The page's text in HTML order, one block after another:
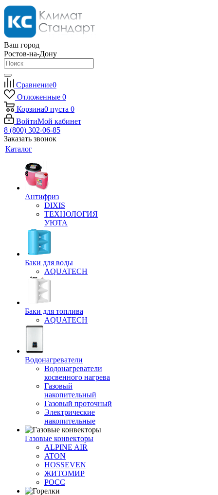
Ваш город
Ростов-на-Дону
Сравнение0
Отложенные 0
Корзина0 пуста 0
ВойтиМой кабинет
8 (800) 302-06-85
Заказать звонок
Каталог
Антифриз
DIXIS
ТЕХНОЛОГИЯ
УЮТА
Баки для воды
AQUATECH
Баки для топлива
AQUATECH
Водонагреватели
Водонагреватели
косвенного нагрева
Газовый
накопительный
Газовый проточный
Электрические
накопительные
Газовые конвекторы
ALPINE AIR
ATON
HOSSEVEN
ЖИТОМИР
РОСС